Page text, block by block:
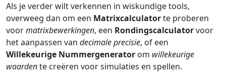
Als je verder wilt verkennen in wiskundige tools,
overweeg dan om een Matrixcalculatorte proberen
voormatrixbewerkingen, een Rondingscalculatorvoor
het aanpassen van decimale precisie, of een
Willekeurige Nummergenerator om willekeurige
waardente creëren voor simulaties en spellen.